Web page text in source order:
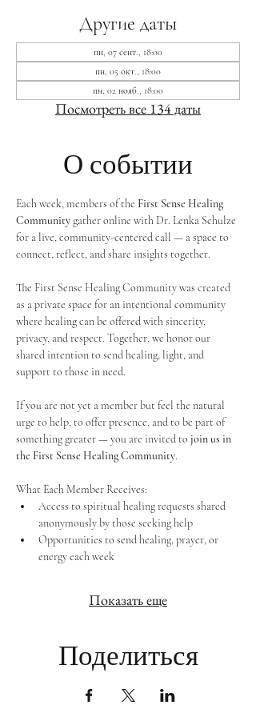
Другие даты
пн, 07 сент., 18:00
пн, 05 окт., 18:00
пн, 02 нояб., 18:00
Посмотреть все 134 даты
О событии
Each week, members of the First Sense Healing
Community gather online with Dr. Lenka Schulze
for a live, community-centered call — a space to
connect, reflect, and share insights together.
The First Sense Healing Community was created
as a private space for an intentional community
where healing can be offered with sincerity,
privacy, and respect. Together, we honor our
shared intention to send healing, light, and
support to those in need.
If you are not yet a member but feel the natural
urge to help, to offer presence, and to be part of
something greater — you are invited to join us in
the First Sense Healing Community.
What Each Member Receives:
Access to spiritual healing requests shared
anonymously by those seeking help
Opportunities to send healing, prayer, or
energy each week
Показать еще
Поделиться